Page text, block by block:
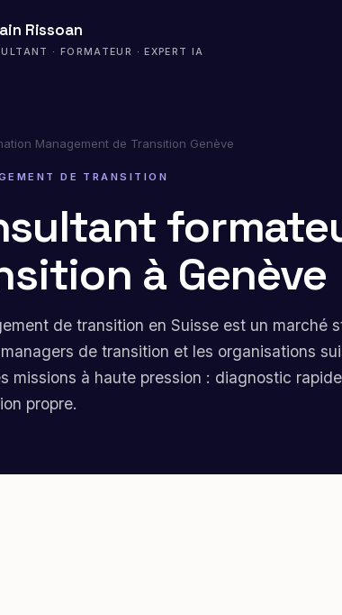
Rissoan
· FORMATEUR · EXPERT IA
Management de Transition Genève
DE TRANSITION
à Genève
de transition en Suisse est un marché
de transition et les organisations
missions à haute pression : diagnostic
propre.